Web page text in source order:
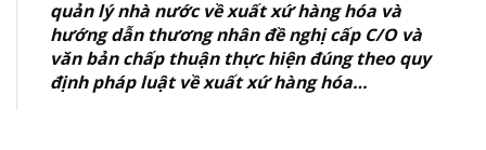
quản lý nhà nước về xuất xứ hàng hóa và
hướng dẫn thương nhân đề nghị cấp C/O và
văn bản chấp thuận thực hiện đúng theo quy
định pháp luật về xuất xứ hàng hóa…